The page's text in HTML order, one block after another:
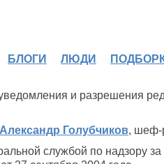
БЛОГИ ЛЮДИ
и разрешения
Александр Голубчиков, шеф-
службой по надзору